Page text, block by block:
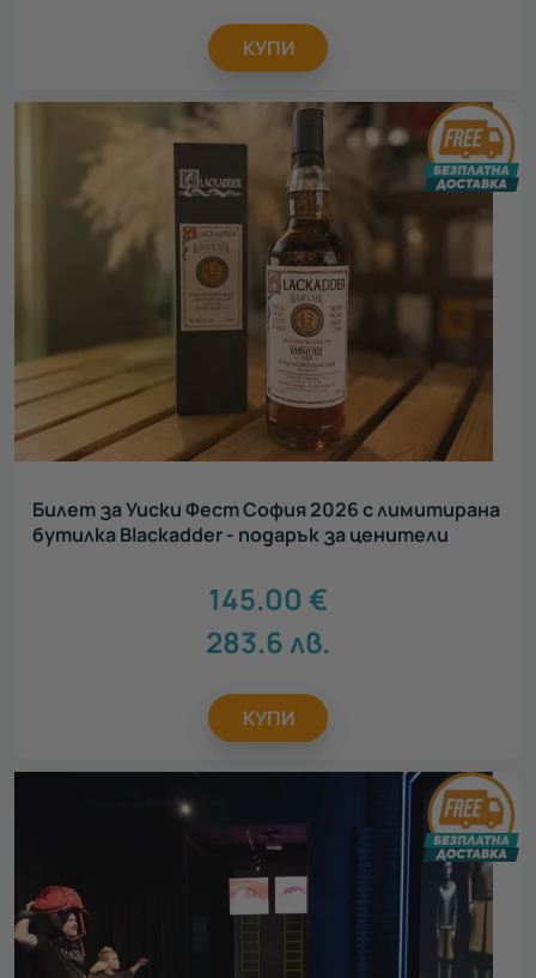
КУПИ
Билет за Уиски Фест София 2026 с лимитирана
бутилка Blackadder - подарък за ценители
145.00 €
283.6лв.
КУПИ